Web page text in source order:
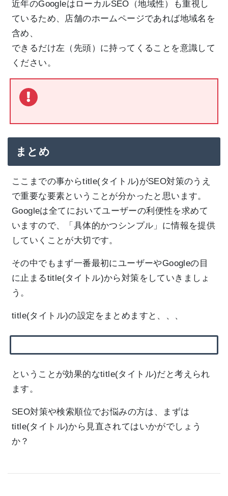
近年のGoogleはローカルSEO（地域性）も重視し
ているため、店舗のホームページであれば地域名を
含め、
できるだけ左（先頭）に持ってくることを意識して
ください。
まとめ
ここまでの事からtitle(タイトル)がSEO対策のうえ
で重要な要素ということが分かったと思います。
Googleは全てにおいてユーザーの利便性を求めて
いますので、「具体的かつシンプル」に情報を提供
していくことが大切です。
その中でもまず一番最初にユーザーやGoogleの目
に止まるtitle(タイトル)から対策をしていきましょ
う。
title(タイトル)の設定をまとめますと、、、
ということが効果的なtitle(タイトル)だと考えられ
ます。
SEO対策や検索順位でお悩みの方は、まずは
title(タイトル)から見直されてはいかがでしょう
か？